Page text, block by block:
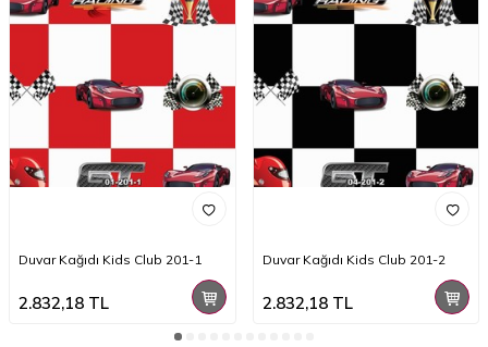
Duvar Kağıdı Kids Club 201-1
2.832,18 TL
Duvar Kağıdı Kids Club 201-2
2.832,18TL